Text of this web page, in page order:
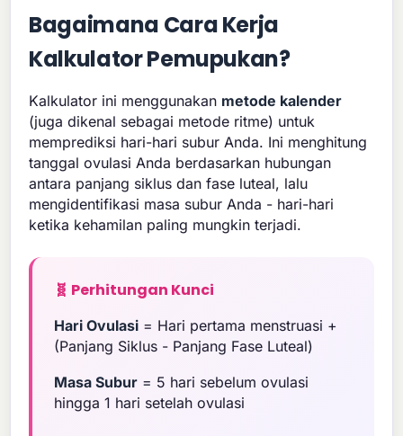
Bagaimana Cara Kerja
Kalkulator Pemupukan?
Kalkulator ini menggunakan metode kalender
(juga dikenal sebagai metode ritme) untuk
memprediksi hari-hari subur Anda. Ini menghitung
tanggal ovulasi Anda berdasarkan hubungan
antara panjang siklus dan fase luteal, lalu
mengidentifikasi masa subur Anda - hari-hari
ketika kehamilan paling mungkin terjadi.
🧬 Perhitungan Kunci
Hari Ovulasi = Hari pertama menstruasi +
(Panjang Siklus - Panjang Fase Luteal)
Masa Subur = 5 hari sebelum ovulasi
hingga 1 hari setelah ovulasi